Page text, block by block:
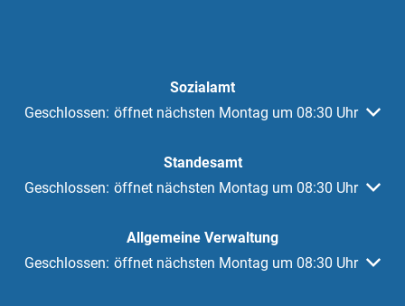
Sozialamt
Klicken, um weitere Öffnungs- oder Schließzeiten
Geschlossen: öffnet nächsten Montag um 08:30 Uhr
Standesamt
Klicken, um weitere Öffnungs- oder Schließzeiten
Geschlossen: öffnet nächsten Montag um 08:30 Uhr
Allgemeine Verwaltung
Klicken, um weitere Öffnungs- oder Schließzeiten
Geschlossen: öffnet nächsten Montag um 08:30 Uhr